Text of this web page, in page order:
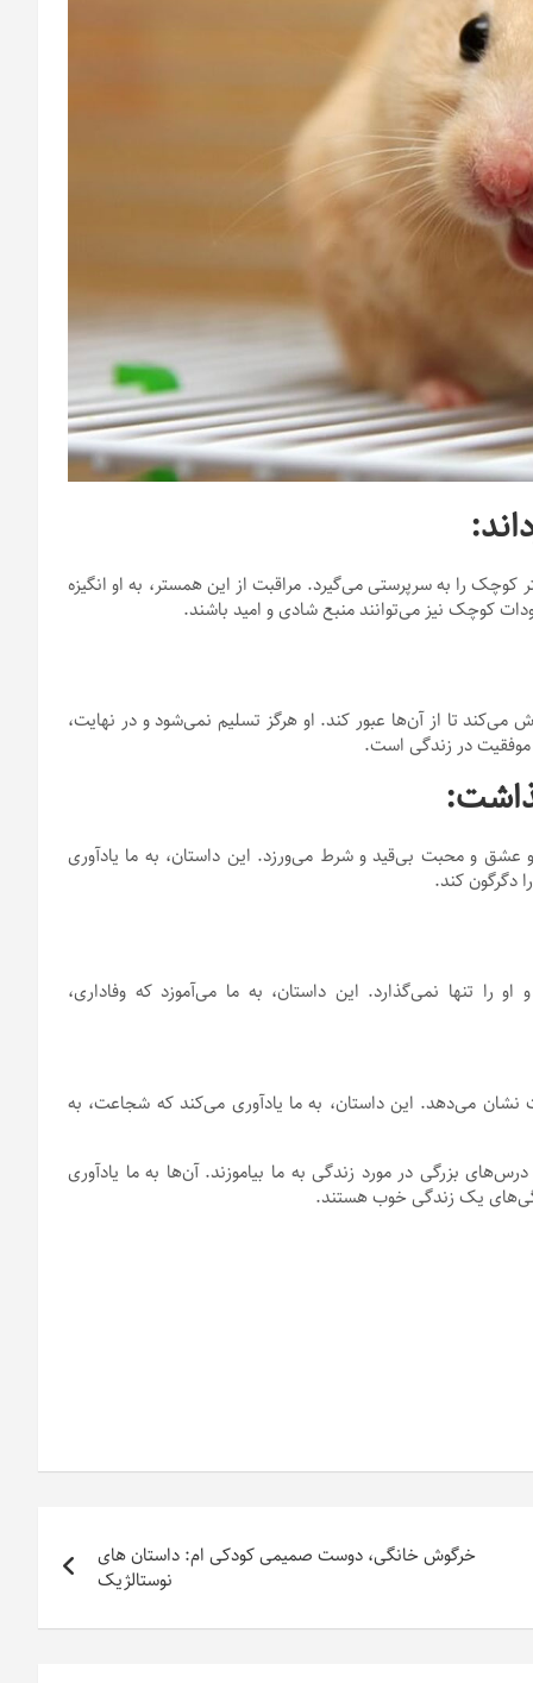
را به سرپرستی می‌گیرد. مراقبت از این همستر، به او انگیزه
کوچک نیز می‌توانند منبع شادی و امید باشند.
می‌کند تا از آن‌ها عبور کند. او هرگز تسلیم نمی‌شود و در نهایت،
موفقیت در زندگی است.
عشق و محبت بی‌قید و شرط می‌ورزد. این داستان، به ما یادآوری
دگرگون کند.
تنها نمی‌گذارد. این داستان، به ما می‌آموزد که وفاداری،
می‌دهد. این داستان، به ما یادآوری می‌کند که شجاعت، به
بزرگی در مورد زندگی به ما بیاموزند. آن‌ها به ما یادآوری
یک زندگی خوب هستند.
خرگوش خانگی، دوست صمیمی کودکی ام: داستان های
نوستالژیک